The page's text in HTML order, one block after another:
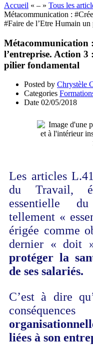
Accueil « – » Tous les
Métacommunication :
#Faire de l’Etre Humain
Métacommunication
l’entreprise. Action
pilier fondamental
Posted by Chrystèle
Categories
Date 02/05/2018
Les articles
du Travail,
essentielle
tellement «
érigée comme
dernier « doit
protéger la
de ses salariés.
C’est à dire
liées à son